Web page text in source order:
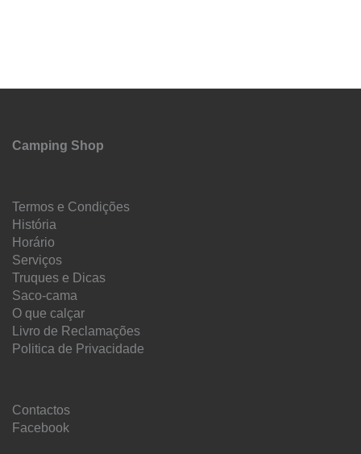
Camping Shop
Termos e Condições
História
Horário
Serviços
Truques e Dicas
Saco-cama
O que calçar
Livro de Reclamações
Politica de Privacidade
Contactos
Facebook